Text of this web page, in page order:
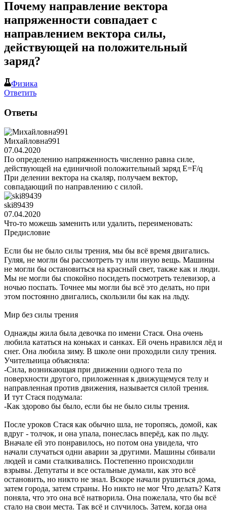
Почему направление вектора
напряженности совпадает с
направлением вектора силы,
действующей на положительный
заряд?
Физика
Ответить
Ответы
Михайловна991
07.04.2020
По определению напряженность численно равна силе,
действующей на единичной положительный заряд E=F/q
При делении вектора на скаляр, получаем вектор,
совпадающий по направлению с силой.
ski89439
07.04.2020
Что-то можешь заменить или удалить, переименовать:
Предисловие
Если бы не было силы трения, мы бы всё время двигались.
Гуляя, не могли бы рассмотреть ту или иную вещь. Машины
не могли бы остановиться на красный свет, также как и люди.
Мы не могли бы спокойно посидеть посмотреть телевизор, а
ночью поспать. Точнее мы могли бы всё это делать, но при
этом постоянно двигались, скользили бы как на льду.
Мир без силы трения
Однажды жила была девочка по имени Стася. Она очень
любила кататься на коньках и санках. Ей очень нравился лёд и
снег. Она любила зиму. В школе они проходили силу трения.
Учительница объясняла:
-Сила, возникающая при движении одного тела по
поверхности другого, приложенная к движущемуся телу и
направленная против движения, называется силой трения.
И тут Стася подумала:
-Как здорово бы было, если бы не было силы трения.
После уроков Стася как обычно шла, не торопясь, домой, как
вдруг - толчок, и она упала, понеслась вперёд, как по льду.
Вначале ей это понравилось, но потом она увидела, что
начали случаться одни аварии за другими. Машины сбивали
людей и сами сталкивались. Постепенно происходили
взрывы. Депутаты и все остальные думали, как это всё
остановить, но никто не знал. Вскоре начали рушиться дома,
затем города, затем страны. Но никто не мог Что делать? Катя
поняла, что это она всё натворила. Она пожелала, что бы всё
стало на свои места. Так всё и случилось. Затем, когда она